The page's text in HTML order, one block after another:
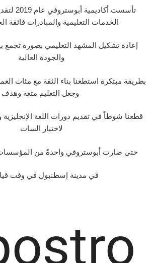
تأسست
الخدمات التعليمية والمبادرات فائقة
إعادة تشكيل المشهد التعليمي بصورة تجمع
والجودة العالية
بطريقة مبتكرة استطعنا بناء الثقة مع مئات
قطعنا شوطاً في تقديم دورات اللغة الإنجليزية
لاختبار السات
حتى صارت أبوستروفي واحدةً من المؤسسات
.في مدينة إسطنبول في وقت